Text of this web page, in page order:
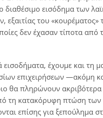
εισόδημα των
του
δεν έχασαν τίποτα από
έχουμε και τη
επιχειρήσεων ―ακόμη
θα πληρώνουν ακριβότερα
τη κατακόρυφη πτώση των
επίσης για ξεπούλημα